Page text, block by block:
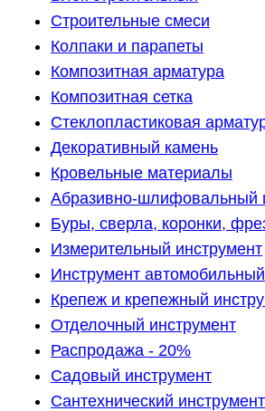
Строительные смеси
Колпаки и парапеты
Композитная арматура
Композитная сетка
Стеклопластиковая
Декоративный камень
Кровельные материалы
Абразивно-шлифовальный
Буры, сверла, коронки,
Измерительный инструмент
Инструмент автомобильный
Крепеж и крепежный
Отделочный инструмент
Распродажа - 20%
Садовый инструмент
Сантехнический инструмент